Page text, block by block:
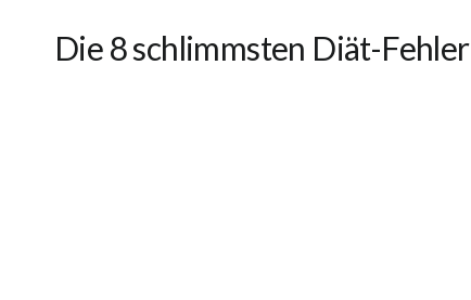
Die 8 schlimmsten Diät-Fehler